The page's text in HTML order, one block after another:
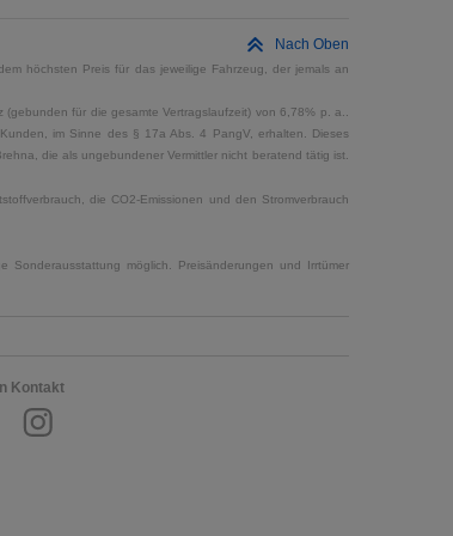
Nach Oben
höchsten Preis für das jeweilige Fahrzeug, der jemals an
für die gesamte Vertragslaufzeit) von 6,78% p. a..
im Sinne des § 17a Abs. 4 PangV, erhalten. Dieses
die als ungebundener Vermittler nicht beratend tätig ist.
die CO2-Emissionen und den Stromverbrauch
Sonderausstattung möglich. Preisänderungen und Irrtümer
Kontakt